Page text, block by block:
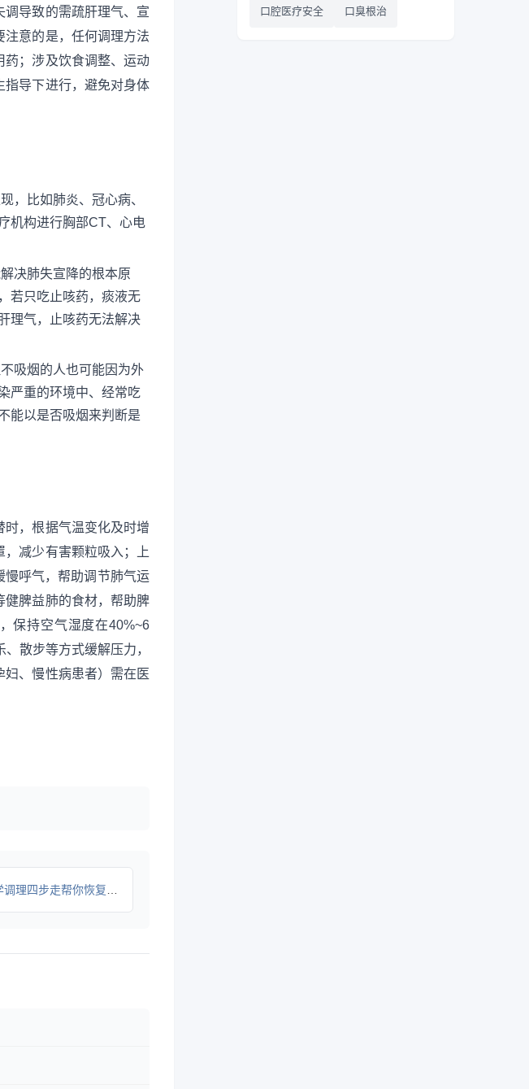
导致的需疏肝理气、宣
意的是，任何调理方法
药；涉及饮食调整、运动
指导下进行，避免对身体
，比如肺炎、冠心病、
机构进行胸部CT、心电
决肺失宣降的根本原
若只吃止咳药，痰液无
理气，止咳药无法解决
吸烟的人也可能因为外
严重的环境中、经常吃
能以是否吸烟来判断是
，根据气温变化及时增
减少有害颗粒吸入；上
呼气，帮助调节肺气运
健脾益肺的食材，帮助脾
保持空气湿度在40%~6
散步等方式缓解压力，
、慢性病患者）需在医
四步走帮你恢复全攻略
口腔医疗安全 口臭根治